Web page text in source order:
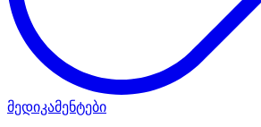
მედიკამენტები